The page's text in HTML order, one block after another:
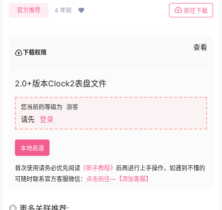
官方推荐 4 年前 前往下载
下载权限
查看
2.0+版本Clock2表盘文件
您当前的等级为 游客
请先 登录
本地高速
首次使用请务必优先阅读 《新手教程》 后再进行上手操作，如遇到不懂的
可随时联系官方客服微信： 点击前往—【添加客服】